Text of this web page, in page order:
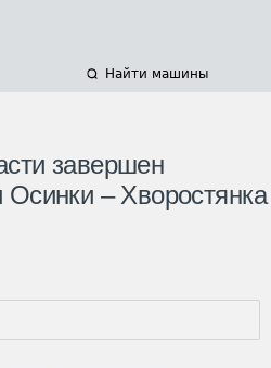
Найти машины
завершен
Осинки – Хворостянка